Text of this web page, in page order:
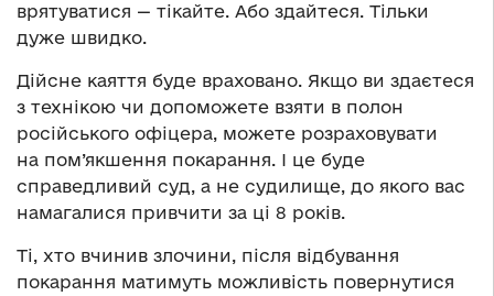
врятуватися — тікайте. Або здайтеся. Тільки
дуже швидко.
Дійсне каяття буде враховано. Якщо ви здаєтеся
з технікою чи допоможете взяти в полон
російського офіцера, можете розраховувати
на пом’якшення покарання. І це буде
справедливий суд, а не судилище, до якого вас
намагалися привчити за ці 8 років.
Ті, хто вчинив злочини, після відбування
покарання матимуть можливість повернутися